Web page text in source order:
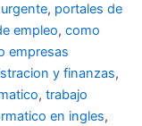
, portales de
empleo, como
empresas
y finanzas,
, trabajo
en ingles,